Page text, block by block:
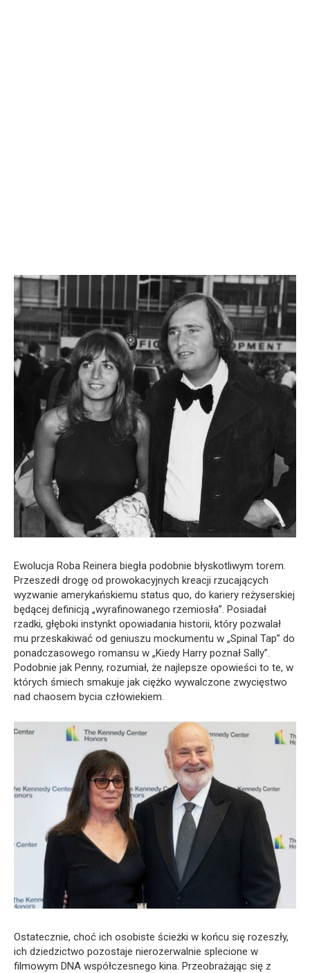
Ewolucja Roba Reinera biegła podobnie błyskotliwym torem.
Przeszedł drogę od prowokacyjnych kreacji rzucających
wyzwanie amerykańskiemu status quo, do kariery reżyserskiej
będącej definicją „wyrafinowanego rzemiosła”. Posiadał
rzadki, głęboki instynkt opowiadania historii, który pozwalał
mu przeskakiwać od geniuszu mockumentu w „Spinal Tap” do
ponadczasowego romansu w „Kiedy Harry poznał Sally”.
Podobnie jak Penny, rozumiał, że najlepsze opowieści to te, w
których śmiech smakuje jak ciężko wywalczone zwycięstwo
nad chaosem bycia człowiekiem.
Ostatecznie, choć ich osobiste ścieżki w końcu się rozeszły,
ich dziedzictwo pozostaje nierozerwalnie splecione w
filmowym DNA współczesnego kina. Przeobrażając się z